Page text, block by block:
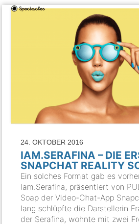
24. OKTOBER 2016
IAM.SERAFINA – DIE ERSTE
SNAPCHAT REALITY
Ein solches Format gab es
Iam.Serafina, präsentiert von
Soap der Video-Chat-App
lang schlüpfte die Darstellerin
der Serafina, wohnte mit zwei